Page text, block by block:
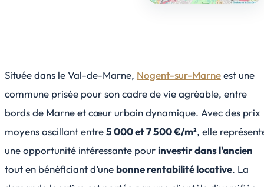
Située dans le Val-de-Marne, Nogent-sur-Marneest une
commune prisée pour son cadre de vie agréable, entre
bords de Marne et cœur urbain dynamique. Avec des prix
moyens oscillant entre5 000 et 7 500 €/m², elle
une opportunité intéressante pourinvestir dans l'ancien
tout en bénéficiant d’une bonne rentabilité locative. La